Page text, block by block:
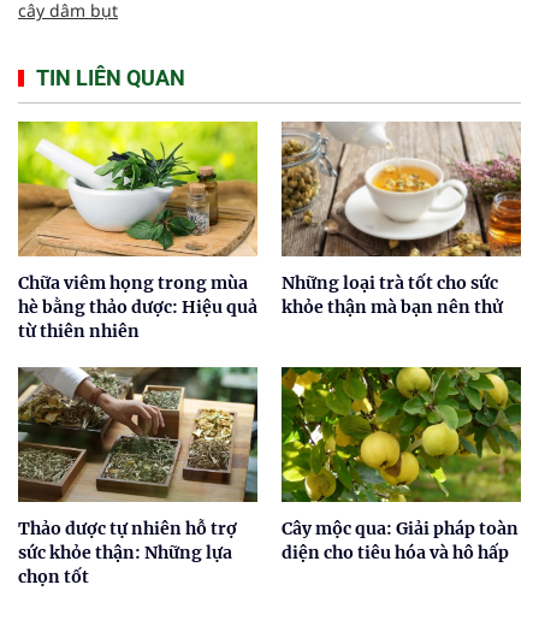
cây dâm bụt
TIN LIÊN QUAN
Chữa viêm họng trong mùa
hè bằng thảo dược: Hiệu quả
từ thiên nhiên
Những loại trà tốt cho sức
khỏe thận mà bạn nên thử
Thảo dược tự nhiên hỗ trợ
sức khỏe thận: Những lựa
chọn tốt
Cây mộc qua: Giải pháp toàn
diện cho tiêu hóa và hô hấp